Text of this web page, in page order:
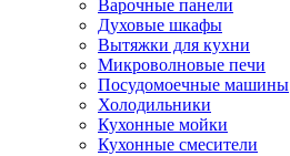
Варочные панели
Духовые шкафы
Вытяжки для кухни
Микроволновые печи
Посудомоечные машины
Холодильники
Кухонные мойки
Кухонные смесители